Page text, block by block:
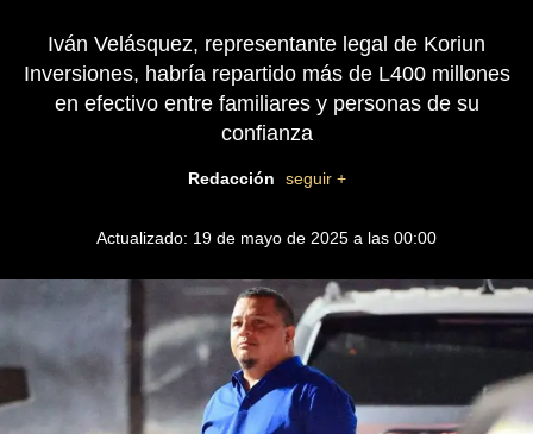
Iván Velásquez, representante legal de Koriun
Inversiones, habría repartido más de L400 millones
en efectivo entre familiares y personas de su
confianza
Redacción seguir +
Actualizado: 19 de mayo de 2025 a las 00:00